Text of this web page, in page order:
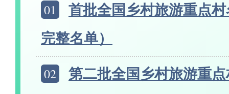
01
首批全国乡村旅游重点
完整名单）
02
第二批全国乡村旅游重